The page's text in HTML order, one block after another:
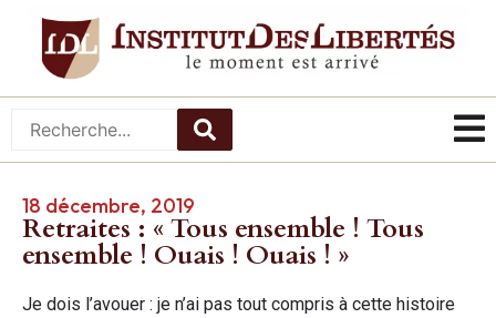
18 décembre, 2019
Retraites : « Tous ensemble ! Tous
ensemble ! Ouais ! Ouais ! »
Je dois l’avouer : je n’ai pas tout compris à cette histoire